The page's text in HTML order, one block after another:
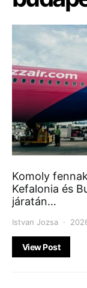
Komoly
Kefalonia és
járatán…
Istvan Jozsa
View Post